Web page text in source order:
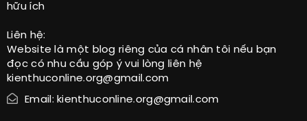
hữu ích
Liên hệ:
Website là một blog riêng của cá nhân tôi nếu bạn
đọc có nhu cầu góp ý vui lòng liên hệ
kienthuconline.org@gmail.com
Email: kienthuconline.org@gmail.com